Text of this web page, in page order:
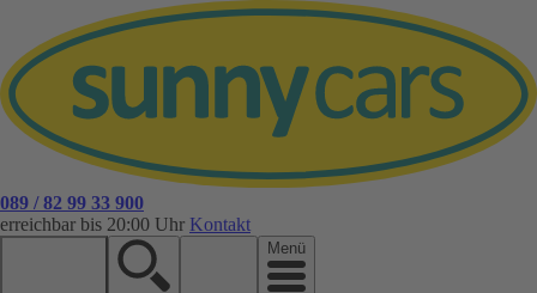
089 / 82 99 33 900
erreichbar bis 20:00 Uhr Kontakt
Menü